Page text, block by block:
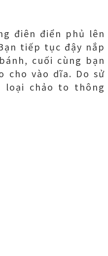
điên điển phủ lên
tiếp tục đậy nắp
cuối cùng bạn
cho vào dĩa. Do sử
loại chảo to thông